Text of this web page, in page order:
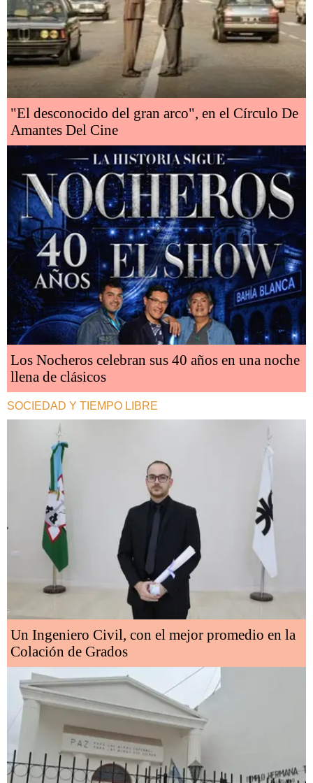
"El desconocido del gran arco", en el Círculo De
Amantes Del Cine
Los Nocheros celebran sus 40 años en una noche
llena de clásicos
SOCIEDAD Y TIEMPO LIBRE
Un Ingeniero Civil, con el mejor promedio en la
Colación de Grados